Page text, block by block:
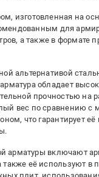
изготовленная на
для
а также в формате
альтернативой
обладает
прочностью на
вес по сравнению с
что гарантирует
арматуры включают
также её используют